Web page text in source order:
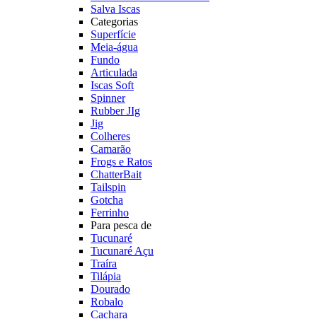
Salva Iscas
Categorias
Superfície
Meia-água
Fundo
Articulada
Iscas Soft
Spinner
Rubber JIg
Jig
Colheres
Camarão
Frogs e Ratos
ChatterBait
Tailspin
Gotcha
Ferrinho
Para pesca de
Tucunaré
Tucunaré Açu
Traíra
Tilápia
Dourado
Robalo
Cachara